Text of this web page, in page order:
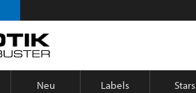
Neu Labels Stars